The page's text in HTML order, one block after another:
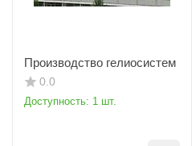
Производство гелиосистем
0.0
Доступность: 1 шт.